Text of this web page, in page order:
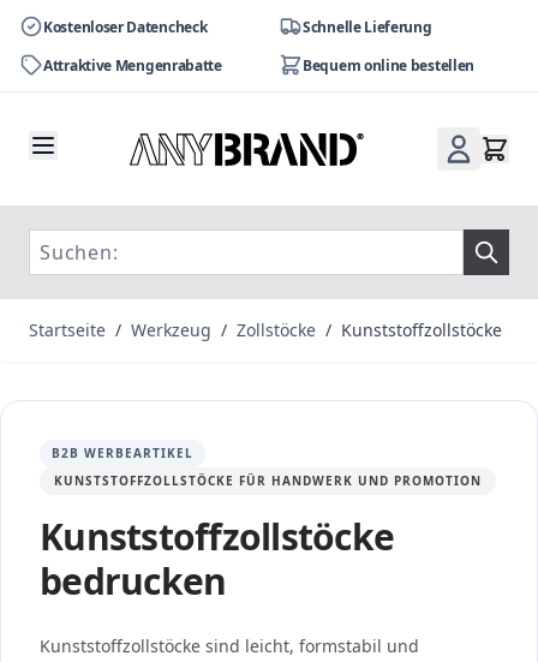
Kostenloser Datencheck
Schnelle Lieferung
Attraktive Mengenrabatte
Bequem online bestellen
Startseite / Werkzeug / Zollstöcke / Kunststoffzollstöcke
B2B WERBEARTIKEL
KUNSTSTOFFZOLLSTÖCKE FÜR HANDWERK UND PROMOTION
Kunststoffzollstöcke
bedrucken
Kunststoffzollstöcke sind leicht, formstabil und